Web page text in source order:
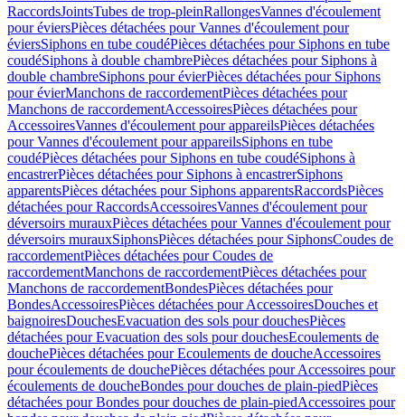
RaccordsJointsTubes de trop-pleinRallongesVannes d'écoulement
pour éviersPièces détachées pour Vannes d'écoulement pour
éviersSiphons en tube coudéPièces détachées pour Siphons en tube
coudéSiphons à double chambrePièces détachées pour Siphons à
double chambreSiphons pour évierPièces détachées pour Siphons
pour évierManchons de raccordementPièces détachées pour
Manchons de raccordementAccessoiresPièces détachées pour
AccessoiresVannes d'écoulement pour appareilsPièces détachées
pour Vannes d'écoulement pour appareilsSiphons en tube
coudéPièces détachées pour Siphons en tube coudéSiphons à
encastrerPièces détachées pour Siphons à encastrerSiphons
apparentsPièces détachées pour Siphons apparentsRaccordsPièces
détachées pour RaccordsAccessoiresVannes d'écoulement pour
déversoirs murauxPièces détachées pour Vannes d'écoulement pour
déversoirs murauxSiphonsPièces détachées pour SiphonsCoudes de
raccordementPièces détachées pour Coudes de
raccordementManchons de raccordementPièces détachées pour
Manchons de raccordementBondesPièces détachées pour
BondesAccessoiresPièces détachées pour AccessoiresDouches et
baignoiresDouchesEvacuation des sols pour douchesPièces
détachées pour Evacuation des sols pour douchesEcoulements de
douchePièces détachées pour Ecoulements de doucheAccessoires
pour écoulements de douchePièces détachées pour Accessoires pour
écoulements de doucheBondes pour douches de plain-piedPièces
détachées pour Bondes pour douches de plain-piedAccessoires pour